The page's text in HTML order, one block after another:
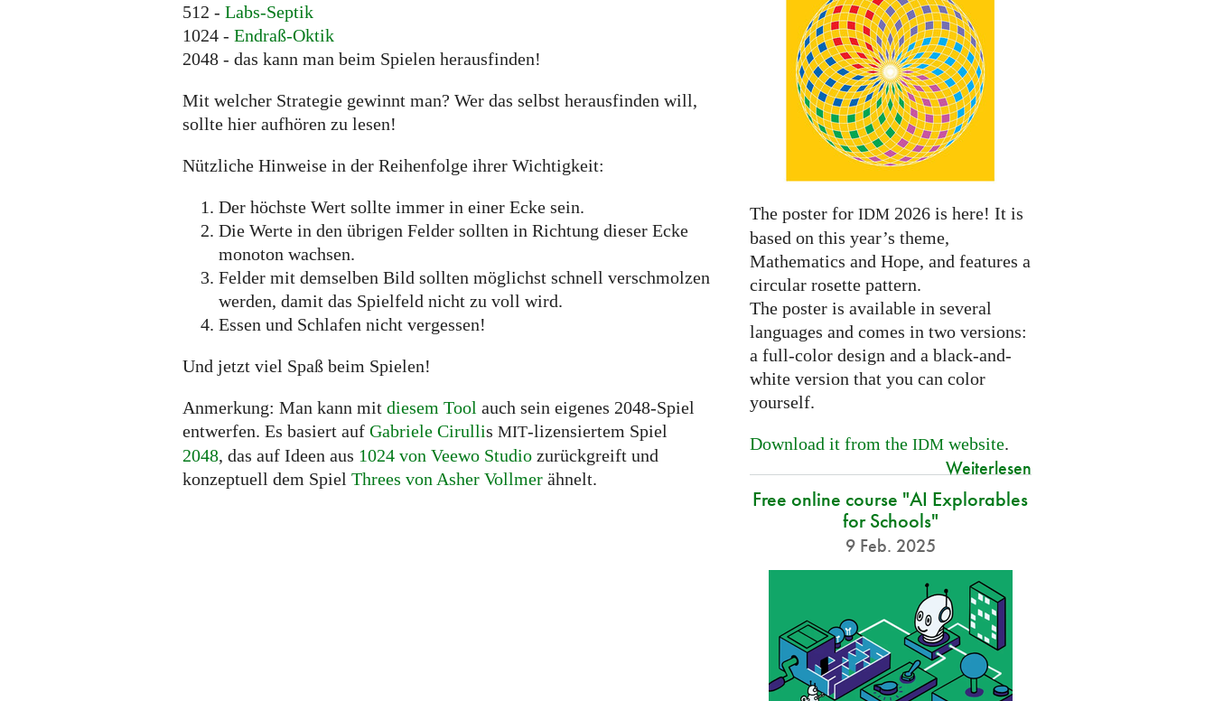
512 - Labs-Septik
1024 - Endraß-Oktik
2048 - das kann man beim Spielen herausfinden!
Mit welcher Strategie gewinnt man? Wer das selbst herausfinden will,
sollte hier aufhören zu lesen!
Nützliche Hinweise in der Reihenfolge ihrer Wichtigkeit:
Der höchste Wert sollte immer in einer Ecke sein.
Die Werte in den übrigen Felder sollten in Richtung dieser Ecke
monoton wachsen.
Felder mit demselben Bild sollten möglichst schnell verschmolzen
werden, damit das Spielfeld nicht zu voll wird.
Essen und Schlafen nicht vergessen!
Und jetzt viel Spaß beim Spielen!
Anmerkung: Man kann mit diesem Tool auch sein eigenes 2048-Spiel
entwerfen. Es basiert auf Gabriele Cirullis MIT-lizensiertem Spiel
2048, das auf Ideen aus 1024 von Veewo Studio zurückgreift und
konzeptuell dem Spiel Threes von Asher Vollmer ähnelt.
The poster for IDM2026 is here! It is
based on this year’s theme,
Mathematics and Hope, and features a
circular rosette pattern.
The poster is available in several
languages and comes in two versions:
a full-color design and a black-and-
white version that you can color
yourself.
Download it from the IDMwebsite.
Weiterlesen
Free online course "AI Explorables
for Schools"
9 Feb. 2025